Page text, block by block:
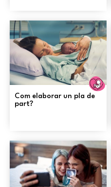
Com elaborar un pla de
part?